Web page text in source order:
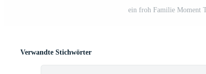
ein froh Familie Moment
Verwandte Stichwörter